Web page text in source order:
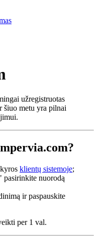
užregistruotas
šiuo metu yra pilnai
klientų sistemoje;
pasirinkite nuorodą
ir paspauskite
per 1 val.